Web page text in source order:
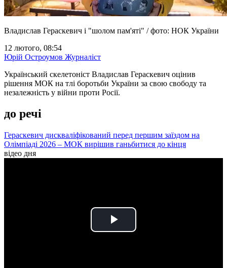
Владислав Гераскевич і "шолом пам'яті" / фото: НОК України
12 лютого, 08:54
Юрій Остроумов Журналіст
Український скелетоніст Владислав Гераскевич оцінив
рішення МОК на тлі боротьби України за свою свободу та
незалежність у війни проти Росії.
до речі
Гераскевич дискваліфікований перед першим заїздом на
Олімпіаді 2026 – МОК вирішив ганьбитися до кінця
відео дня
Play